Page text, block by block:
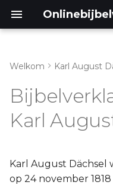
Genesis
Leviticus
Markus
Johannes
Welkom Karl August
Karl
Karl August
op 24 november